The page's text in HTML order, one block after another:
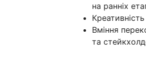
на ранніх
Вміння
та